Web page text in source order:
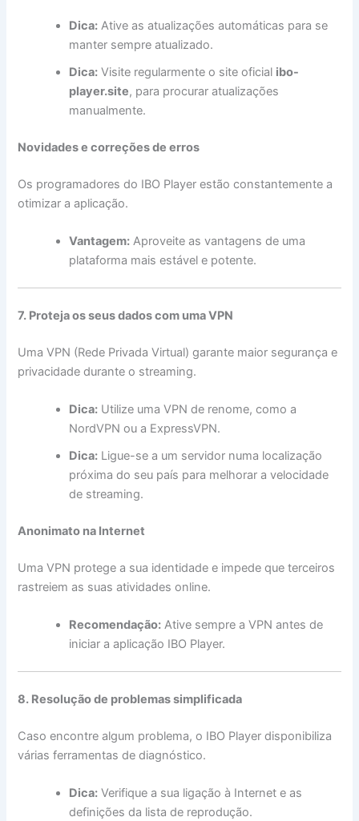
Dica: Ative as atualizações automáticas para se
manter sempre atualizado.
Dica: Visite regularmente o site oficial ibo-
player.site, para procurar atualizações
manualmente.
Novidades e correções de erros
Os programadores do IBO Player estão constantemente a
otimizar a aplicação.
Vantagem: Aproveite as vantagens de uma
plataforma mais estável e potente.
7. Proteja os seus dados com uma VPN
Uma VPN (Rede Privada Virtual) garante maior segurança e
privacidade durante o streaming.
Dica: Utilize uma VPN de renome, como a
NordVPN ou a ExpressVPN.
Dica: Ligue-se a um servidor numa localização
próxima do seu país para melhorar a velocidade
de streaming.
Anonimato na Internet
Uma VPN protege a sua identidade e impede que terceiros
rastreiem as suas atividades online.
Recomendação: Ative sempre a VPN antes de
iniciar a aplicação IBO Player.
8. Resolução de problemas simplificada
Caso encontre algum problema, o IBO Player disponibiliza
várias ferramentas de diagnóstico.
Dica: Verifique a sua ligação à Internet e as
definições da lista de reprodução.